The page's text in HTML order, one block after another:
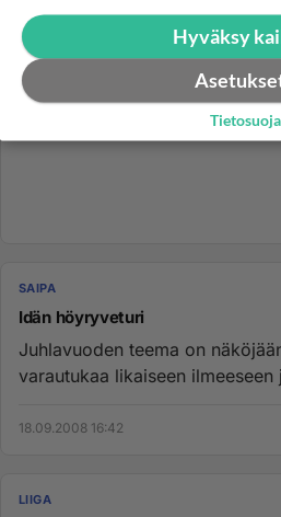
SAIPA
Idän höyryveturi
Juhlavuoden teema on
varautukaa likaiseen
18.09.2008 16:42
LIIGA
Hyväksy
Tietosuoja